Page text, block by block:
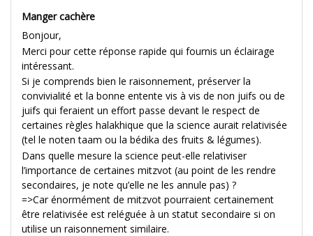
Manger cachère
Bonjour,
Merci pour cette réponse rapide qui fournis un éclairage
intéressant.
Si je comprends bien le raisonnement, préserver la
convivialité et la bonne entente vis à vis de non juifs ou de
juifs qui feraient un effort passe devant le respect de
certaines règles halakhique que la science aurait relativisée
(tel le noten taam ou la bédika des fruits & légumes).
Dans quelle mesure la science peut-elle relativiser
l’importance de certaines mitzvot (au point de les rendre
secondaires, je note qu’elle ne les annule pas) ?
=>Car énormément de mitzvot pourraient certainement
être relativisée est reléguée à un statut secondaire si on
utilise un raisonnement similaire.